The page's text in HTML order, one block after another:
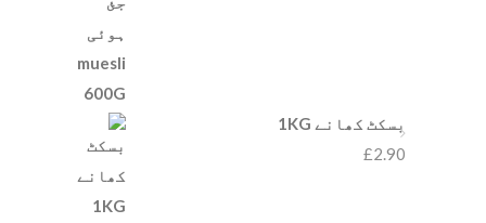
بسکٹ کھانے 1KG
£2.90